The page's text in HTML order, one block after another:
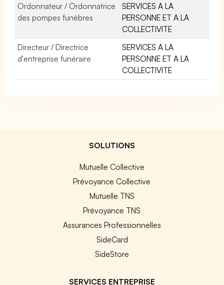
Ordonnateur / Ordonnatrice
des pompes funèbres
SERVICES A LA
PERSONNE ET A LA
COLLECTIVITE
Directeur / Directrice
d'entreprise funéraire
SERVICES A LA
PERSONNE ET A LA
COLLECTIVITE
SOLUTIONS
Mutuelle Collective
Prévoyance Collective
Mutuelle TNS
Prévoyance TNS
Assurances Professionnelles
SideCard
SideStore
SERVICES ENTREPRISE